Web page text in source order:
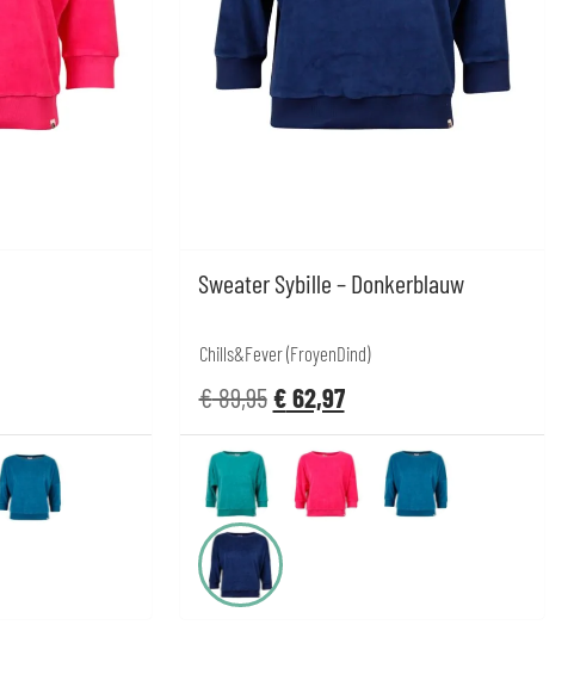
Sweater Sybille – Donkerblauw
Chills&Fever (FroyenDind)
€89,95€62,97